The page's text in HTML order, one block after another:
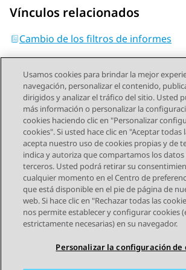
Vínculos relacionados
Cambio de los filtros de informes
Send Feedback
Navegación de tema
Tema anterior
STAY CONNECTED
Usamos cookies para brindar la mejor
navegación, personalizar el contenido,
dirigidos y analizar el tráfico del sitio. Usted
más información o personalizar la
cookies haciendo clic en "Personalizar
cookies". Si usted hace clic en "Aceptar todas
acepta nuestro uso de cookies propias y de
indica y autoriza que compartamos los
terceros. Usted podrá retirar su
cualquier momento en el Centro de
que está disponible en el pie de página de
web. Si hace clic en "Rechazar todas las
nos permite establecer y configurar cookies
estrictamente necesarias) en su navegador.
Personalizar la configuración de